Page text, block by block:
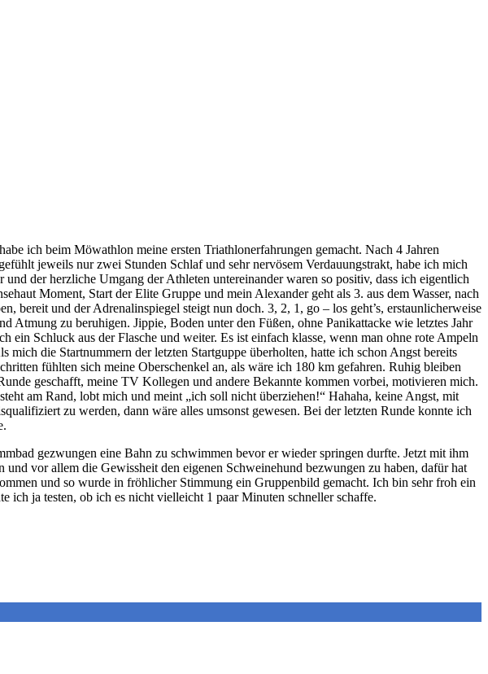
ich beim Möwathlon meine ersten Triathlonerfahrungen gemacht. Nach 4 Jahren
jeweils nur zwei Stunden Schlaf und sehr nervösem Verdauungstrakt, habe ich mich
der herzliche Umgang der Athleten untereinander waren so positiv, dass ich eigentlich
Moment, Start der Elite Gruppe und mein Alexander geht als 3. aus dem Wasser, nach
und der Adrenalinspiegel steigt nun doch. 3, 2, 1, go – los geht’s, erstaunlicherweise
Atmung zu beruhigen. Jippie, Boden unter den Füßen, ohne Panikattacke wie letztes Jahr
Schluck aus der Flasche und weiter. Es ist einfach klasse, wenn man ohne rote Ampeln
die Startnummern der letzten Startguppe überholten, hatte ich schon Angst bereits
fühlten sich meine Oberschenkel an, als wäre ich 180 km gefahren. Ruhig bleiben
geschafft, meine TV Kollegen und andere Bekannte kommen vorbei, motivieren mich.
am Rand, lobt mich und meint „ich soll nicht überziehen!“ Hahaha, keine Angst, mit
zu werden, dann wäre alles umsonst gewesen. Bei der letzten Runde konnte ich
gezwungen eine Bahn zu schwimmen bevor er wieder springen durfte. Jetzt mit ihm
vor allem die Gewissheit den eigenen Schweinehund bezwungen zu haben, dafür hat
und so wurde in fröhlicher Stimmung ein Gruppenbild gemacht. Ich bin sehr froh ein
ich ja testen, ob ich es nicht vielleicht 1 paar Minuten schneller schaffe.